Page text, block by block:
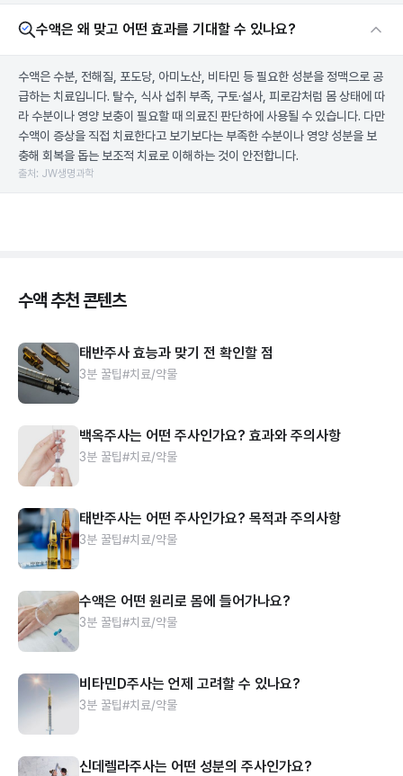
수액은 왜 맞고 어떤 효과를 기대할 수 있나요?
수액은 수분, 전해질, 포도당, 아미노산, 비타민 등 필요한 성분을 정맥으로 공
급하는 치료입니다. 탈수, 식사 섭취 부족, 구토·설사, 피로감처럼 몸 상태에 따
라 수분이나 영양 보충이 필요할 때 의료진 판단하에 사용될 수 있습니다. 다만
수액이 증상을 직접 치료한다고 보기보다는 부족한 수분이나 영양 성분을 보
충해 회복을 돕는 보조적 치료로 이해하는 것이 안전합니다.
출처: JW생명과학
수액 추천 콘텐츠
태반주사 효능과 맞기 전 확인할 점
3분 꿀팁#치료/약물
백옥주사는 어떤 주사인가요? 효과와 주의사항
3분 꿀팁#치료/약물
태반주사는 어떤 주사인가요? 목적과 주의사항
3분 꿀팁#치료/약물
수액은 어떤 원리로 몸에 들어가나요?
3분 꿀팁#치료/약물
비타민D주사는 언제 고려할 수 있나요?
3분 꿀팁#치료/약물
신데렐라주사는 어떤 성분의 주사인가요?